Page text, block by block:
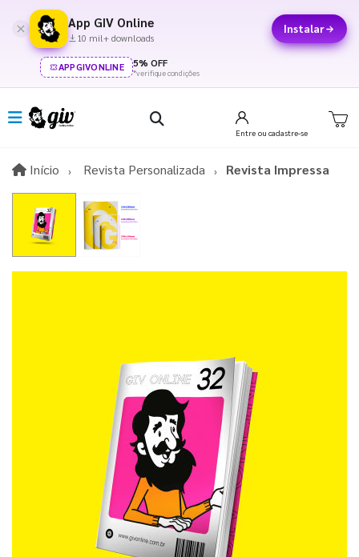
App GIV Online
10 mil+ downloads
Instalar
APPGIVONLINE 5% OFF
*verifique condições
Entre ou cadastre-se
Início InícioRevista Personalizada Revista Impressa